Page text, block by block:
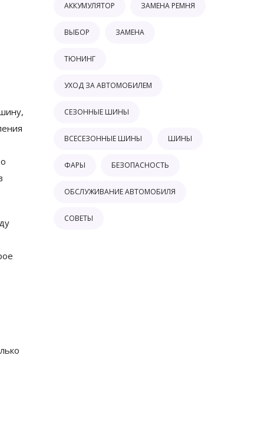
АККУМУЛЯТОР ЗАМЕНА РЕМНЯ
ВЫБОР ЗАМЕНА
ТЮНИНГ
УХОД ЗА АВТОМОБИЛЕМ
СЕЗОННЫЕ ШИНЫ
ВСЕСЕЗОННЫЕ ШИНЫ ШИНЫ
ФАРЫ БЕЗОПАСНОСТЬ
ОБСЛУЖИВАНИЕ АВТОМОБИЛЯ
СОВЕТЫ